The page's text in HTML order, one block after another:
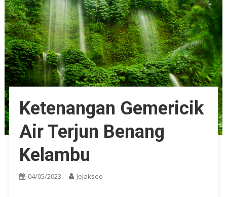
Ketenangan Gemericik
Air Terjun Benang
Kelambu
04/05/2023 Jejakseo